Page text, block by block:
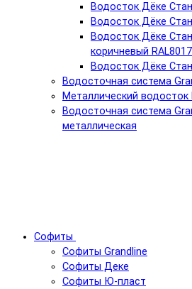
Водосток Дёке
Водосток Дёке
Водосток Дёке
коричневый RAL8017
Водосток Дёке
Водосточная система
Металлический водосток
Водосточная система
металлическая
Софиты
Софиты Grandline
Софиты Деке
Софиты Ю-пласт